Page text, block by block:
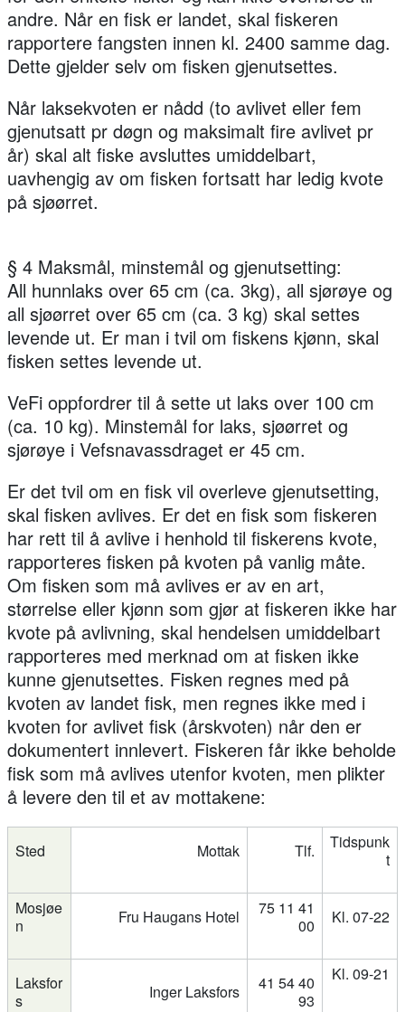
andre. Når en fisk er landet, skal fiskeren
rapportere fangsten innen kl. 2400 samme dag.
Dette gjelder selv om fisken gjenutsettes.
Når laksekvoten er nådd (to avlivet eller fem
gjenutsatt pr døgn og maksimalt fire avlivet pr
år) skal alt fiske avsluttes umiddelbart,
uavhengig av om fisken fortsatt har ledig kvote
på sjøørret.
§ 4 Maksmål, minstemål og gjenutsetting:
All hunnlaks over 65 cm (ca. 3kg), all sjørøye og
all sjøørret over 65 cm (ca. 3 kg) skal settes
levende ut. Er man i tvil om fiskens kjønn, skal
fisken settes levende ut.
VeFi oppfordrer til å sette ut laks over 100 cm
(ca. 10 kg). Minstemål for laks, sjøørret og
sjørøye i Vefsnavassdraget er 45 cm.
Er det tvil om en fisk vil overleve gjenutsetting,
skal fisken avlives. Er det en fisk som fiskeren
har rett til å avlive i henhold til fiskerens kvote,
rapporteres fisken på kvoten på vanlig måte.
Om fisken som må avlives er av en art,
størrelse eller kjønn som gjør at fiskeren ikke har
kvote på avlivning, skal hendelsen umiddelbart
rapporteres med merknad om at fisken ikke
kunne gjenutsettes. Fisken regnes med på
kvoten av landet fisk, men regnes ikke med i
kvoten for avlivet fisk (årskvoten) når den er
dokumentert innlevert. Fiskeren får ikke beholde
fisk som må avlives utenfor kvoten, men plikter
å levere den til et av mottakene:
Sted Mottak Tlf.
Tidspunk
t
Mosjøe
n
Fru Haugans Hotel
75 11 41
00
Kl. 07-22
Laksfor
s
Inger Laksfors
41 54 40
93
Kl. 09-21